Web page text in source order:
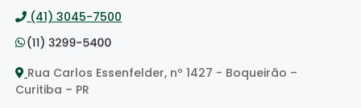
(41) 3045-7500
Rua Carlos Essenfelder, nº 1427 - Boqueirão –
Curitiba – PR